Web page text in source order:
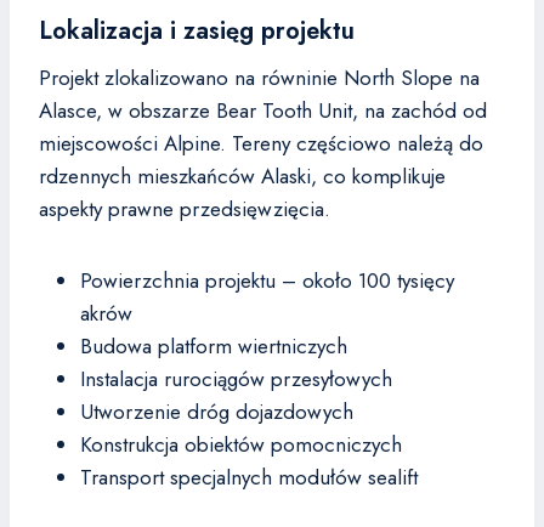
Lokalizacja i zasięg projektu
Projekt zlokalizowano na równinie North Slope na
Alasce, w obszarze Bear Tooth Unit, na zachód od
miejscowości Alpine. Tereny częściowo należą do
rdzennych mieszkańców Alaski, co komplikuje
aspekty prawne przedsięwzięcia.
Powierzchnia projektu – około 100 tysięcy
akrów
Budowa platform wiertniczych
Instalacja rurociągów przesyłowych
Utworzenie dróg dojazdowych
Konstrukcja obiektów pomocniczych
Transport specjalnych modułów sealift